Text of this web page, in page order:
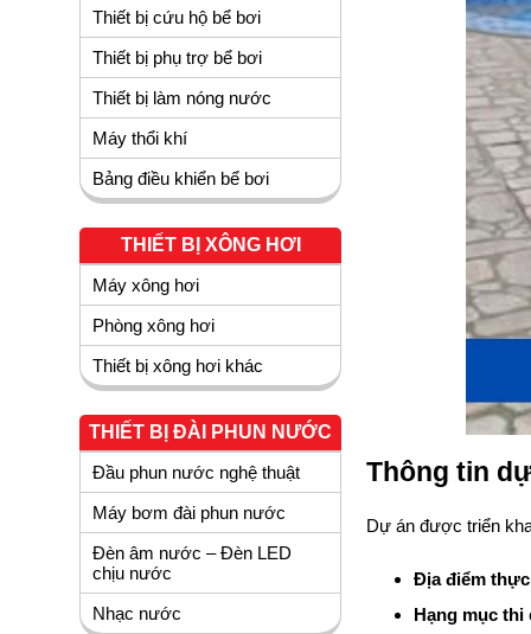
Thông tin
Dự án được triển
Địa điểm
Hạng mục thi
Thiết bị cứu hộ bể bơi
Thiết bị phụ trợ bể bơi
Thiết bị làm nóng nước
Máy thổi khí
Bảng điều khiển bể bơi
THIẾT BỊ XÔNG HƠI
Máy xông hơi
Phòng xông hơi
Thiết bị xông hơi khác
THIẾT BỊ ĐÀI PHUN NƯỚC
Đầu phun nước nghệ thuật
Máy bơm đài phun nước
Đèn âm nước – Đèn LED
chịu nước
Nhạc nước